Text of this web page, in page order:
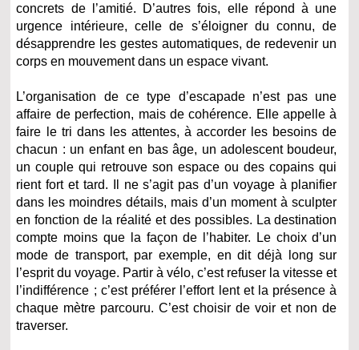
concrets de l’amitié. D’autres fois, elle répond à une
urgence intérieure, celle de s’éloigner du connu, de
désapprendre les gestes automatiques, de redevenir un
corps en mouvement dans un espace vivant.
L’organisation de ce type d’escapade n’est pas une
affaire de perfection, mais de cohérence. Elle appelle à
faire le tri dans les attentes, à accorder les besoins de
chacun : un enfant en bas âge, un adolescent boudeur,
un couple qui retrouve son espace ou des copains qui
rient fort et tard. Il ne s’agit pas d’un voyage à planifier
dans les moindres détails, mais d’un moment à sculpter
en fonction de la réalité et des possibles. La destination
compte moins que la façon de l’habiter. Le choix d’un
mode de transport, par exemple, en dit déjà long sur
l’esprit du voyage. Partir à vélo, c’est refuser la vitesse et
l’indifférence ; c’est préférer l’effort lent et la présence à
chaque mètre parcouru. C’est choisir de voir et non de
traverser.